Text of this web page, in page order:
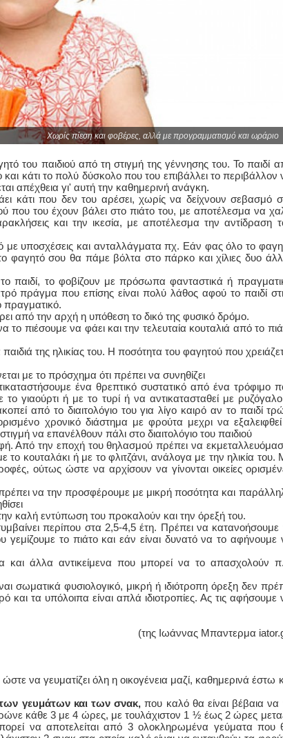
Χωρίς πίεση και φοβέρες, αλλά με προγραμματισμό και ωράριο
του παιδιού από τη στιγμή της γέννησης του. Το παιδί
κάτι το πολύ δύσκολο που του επιβάλλει το περιβάλλον
απέχθεια γι' αυτή την καθημερινή ανάγκη.
κάτι που δεν του αρέσει, χωρίς να δείχνουν σεβασμό
που του έχουν βάλει στο πιάτο του, με αποτέλεσμα να
και την ικεσία, με αποτέλεσμα την αντίδραση
με υποσχέσεις και ανταλλάγματα πχ. Εάν φας όλο το
σου θα πάμε βόλτα στο πάρκο και χίλιες δυο
παιδί, το φοβίζουν με πρόσωπα φανταστικά ή
πράγμα που επίσης είναι πολύ λάθος αφού το παιδί
πραγματικό.
από την αρχή η υπόθεση το δικό της φυσικό δρόμο.
το πιέσουμε να φάει και την τελευταία κουταλιά από το
της ηλικίας του. Η ποσότητα του φαγητού που
με το πρόσχημα ότι πρέπει να συνηθίζει
ένα θρεπτικό συστατικό από ένα τρόφιμο
γιαούρτι ή με το τυρί ή να αντικατασταθεί με
από το διαιτολόγιο του για λίγο καιρό αν το παιδί
χρονικό διάστημα με φρούτα μεχρι να
να επανέλθουν πάλι στο διαιτολόγιο του παιδιού
Από την εποχή του θηλασμού πρέπει να
το κουταλάκι ή με το φλιτζάνι, ανάλογα με την ηλικία του.
ούτως ώστε να αρχίσουν να γίνονται οικείες
να την προσφέρουμε με μικρή ποσότητα και
καλή εντύπωση του προκαλούν και την όρεξή του.
περίπου στα 2,5-4,5 έτη. Πρέπει να κατανοήσουμε
το πιάτο και εάν είναι δυνατό να το αφήνουμε
και άλλα αντικείμενα που μπορεί να το απασχολούν
σωματικά φυσιολογικό, μικρή ή ιδιότροπη όρεξη δεν
και τα υπόλοιπα είναι απλά ιδιοτροπίες. Ας τις αφήσουμε
(της Ιωάννας Μπαντερμα
ώστε να γευματίζει όλη η οικογένεια μαζί, καθημερινά έστω
γευμάτων και των σνακ, που καλό θα είναι βέβαια να
κάθε 3 με 4 ώρες, με τουλάχιστον 1 ½ έως 2 ώρες
να αποτελείται από 3 ολοκληρωμένα γεύματα που
ΙΩΑΝΝΗΣ Α. ΜΑΛΛΙΑΣ
ΧΕΙΡΟΥΡΓΟΣ
ΟΦΘΑΛΜΙΑΤΡΟΣ
Διδάκτωρ Ιατρικής Σχολής
Πανεπιστημίου Αθηνών
τηλ:210-9320215
Καβέτσου 10, Μυτιλήνη, τηλ:
2251038065
Χειρουργός Ωτορινολαρυγγολόγος
Έλενα Μπούμπα
Διδ.Παν.Αθηνών
Διπλωματούχος Ευρ.Ακαδημίας
Πάρνηθας 95-97 Αχαρναί
2102467085 & 6938502258
email- elenboumpa@gmail.com